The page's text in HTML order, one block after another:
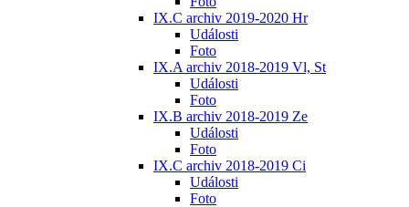
IX.C archiv 2019-2020 Hr
Události
Foto
IX.A archiv 2018-2019 Vl, St
Události
Foto
IX.B archiv 2018-2019 Ze
Události
Foto
IX.C archiv 2018-2019 Ci
Události
Foto